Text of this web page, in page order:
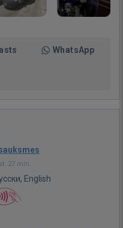
WhatsApp
27 min.
English